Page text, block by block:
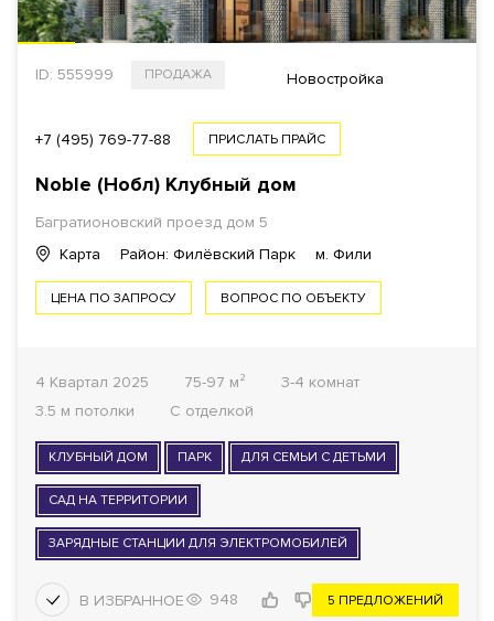
ID: 555999 ПРОДАЖА Новостройка
+7 (495) 769-77-88 ПРИСЛАТЬ ПРАЙС
Noble (Нобл) Клубный дом
Багратионовский проезд дом 5
Карта
Район: Филёвский Парк м. Фили
ЦЕНА ПО ЗАПРОСУ ВОПРОС ПО ОБЪЕКТУ
4 Квартал 2025 75-97 м²
3-4 комнат
3.5 м потолки
С отделкой
КЛУБНЫЙ ДОМ ПАРК ДЛЯ СЕМЬИ С ДЕТЬМИ
САД НА ТЕРРИТОРИИ
ЗАРЯДНЫЕ СТАНЦИИ ДЛЯ ЭЛЕКТРОМОБИЛЕЙ
948 5 ПРЕДЛОЖЕНИЙ